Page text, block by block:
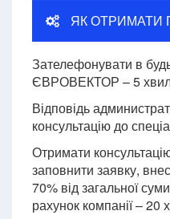
ЯК ОТРИМАТИ
Зателефонувати в
ЄВРОВЕКТОР – 5
Відповідь
консультацію до
Отримати
заповнити заявку,
70% від загальної
рахунок компанії – 20